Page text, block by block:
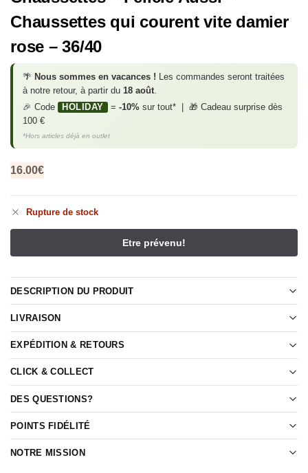
Chaussettes qui courent vite damier
rose – 36/40
🌴 Nous sommes en vacances ! Les commandes seront traitées
à notre retour, à partir du 18 août
🎉 Code
HOLIDAY = -10%sur tout* | 🎁 Cadeau surprise dès
100 €
*Hors articles déjà en outlet
16.00€
Rupture de stock
DESCRIPTION DU PRODUIT
LIVRAISON
EXPÉDITION & RETOURS
CLICK & COLLECT
DES QUESTIONS?
POINTS FIDÉLITÉ
NOTRE MISSION